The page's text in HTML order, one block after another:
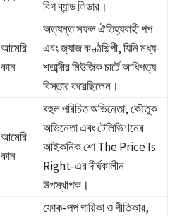
বিগ ব্যান্ড লিডার।
আমেরি
কান
অত্যন্ত সফল ঐতিহ্যবাহী পপ
এবং জ্যাজ কণ্ঠশিল্পী, যিনি মধ্য-
শতাব্দীর মিউজিক চার্টে আধিপত্য
বিস্তার করেছিলেন।
আমেরি
কান
বহুল পরিচিত অভিনেতা, কৌতুক
অভিনেতা এবং টেলিভিশনের
আইকনিক শো The Price Is
Right-এর দীর্ঘকালীন
উপস্থাপক।
ফোক-পপ গায়িকা ও গীতিকার,